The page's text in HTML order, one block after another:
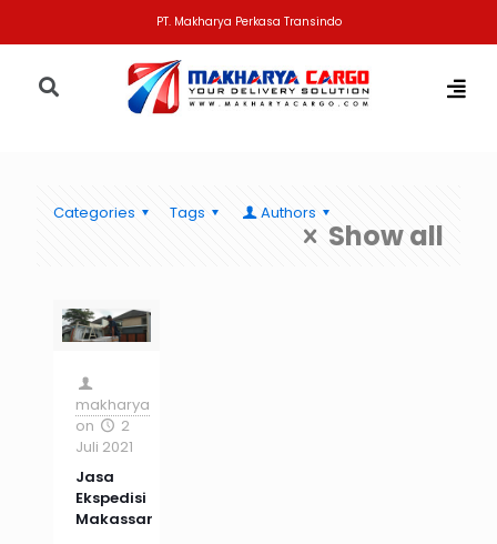
PT. Makharya Perkasa Transindo
Categories Tags Authors
Show all
makharya
on
2
Juli 2021
Jasa
Ekspedisi
Makassar